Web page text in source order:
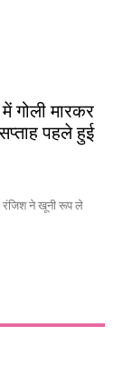
गोली मारकर
पहले हुई
रंजिश ने खूनी रूप ले